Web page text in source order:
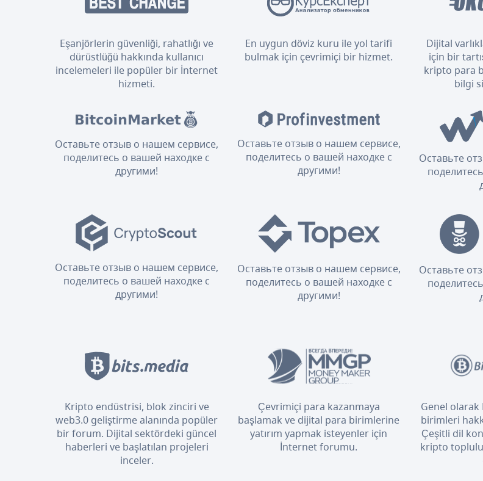
Eşanjörlerin güvenliği, rahatlığı ve
dürüstlüğü hakkında kullanıcı
incelemeleri ile popüler bir İnternet
hizmeti.
En uygun döviz kuru ile yol tarifi
bulmak için çevrimiçi bir hizmet.
Dijital
için bir
kripto para
bilgi
Оставьте отзыв о нашем сервисе,
поделитесь о вашей находке с
другими!
Оставьте отзыв о нашем сервисе,
поделитесь о вашей находке с
другими!
Оставьте
Оставьте отзыв о нашем сервисе,
поделитесь о вашей находке с
другими!
Оставьте отзыв о нашем сервисе,
поделитесь о вашей находке с
другими!
Оставьте
Kripto endüstrisi, blok zinciri ve
web3.0 geliştirme alanında popüler
bir forum. Dijital sektördeki güncel
haberleri ve başlatılan projeleri
inceler.
Çevrimiçi para kazanmaya
başlamak ve dijital para birimlerine
yatırım yapmak isteyenler için
İnternet forumu.
Genel
birimleri
Çeşitli dil
kripto